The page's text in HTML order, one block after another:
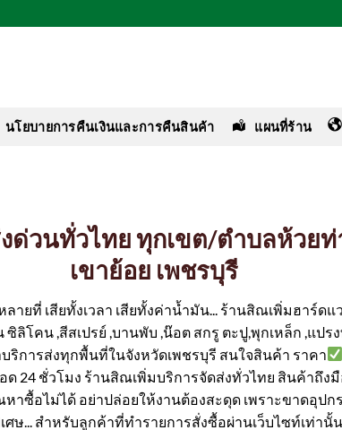
นโยบายการคืนเงินและการคืนสินค้า แผนที่ร้าน
ด่วนทั่วไทย ทุกเขต/ตำบลห้วยท่
เขาย้อย เพชรบุรี
ายที่ เสียทั้งเวลา เสียทั้งค่าน้ำมัน... ร้านสิณเพิ่มฮาร์ด
โคน ,สีสเปรย์ ,บานพับ ,น๊อต สกรู ตะปู,พุกเหล็ก ,แปร
ริการส่งทุกพื้นที่ในจังหวัดเพชรบุรี สนใจสินค้า ราคา
ด 24 ชั่วโมง ร้านสิณเพิ่มบริการจัดส่งทั่วไทย สินค้าถึง
าซื้อไม่ได้ อย่าปล่อยให้งานต้องสะดุด เพราะขาดอุป
ศษ... สำหรับลูกค้าที่ทำรายการสั่งซื้อผ่านเว็บไซท์เท่านั้น...